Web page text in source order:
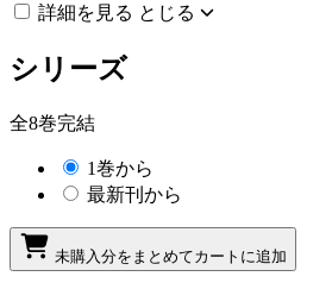
詳細を見る とじる
シリーズ
全8巻完結
1巻から
最新刊から
未購入分をまとめてカートに追加